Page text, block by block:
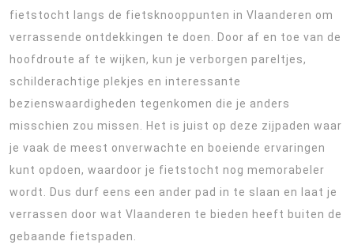
fietstocht langs de fietsknooppunten in Vlaanderen om
verrassende ontdekkingen te doen. Door af en toe van de
hoofdroute af te wijken, kun je verborgen pareltjes,
schilderachtige plekjes en interessante
bezienswaardigheden tegenkomen die je anders
misschien zou missen. Het is juist op deze zijpaden waar
je vaak de meest onverwachte en boeiende ervaringen
kunt opdoen, waardoor je fietstocht nog memorabeler
wordt. Dus durf eens een ander pad in te slaan en laat je
verrassen door wat Vlaanderen te bieden heeft buiten de
gebaande fietspaden.